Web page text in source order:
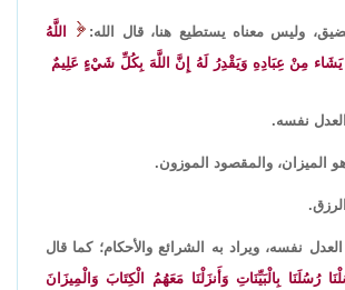
وليس معناه يستطيع هنا، قال الله:
اللَّهُ
مِنْ عِبَادِهِ وَيَقْدِرُ لَهُ إِنَّ اللَّهَ بِكُلِّ شَيْءٍ عَلِيمٌ
نفسه.
الميزان، والمقصود الموزون.
نفسه، ويراد به الشرائع والأحكام؛ كما قال
رُسُلَنَا بِالْبَيِّنَاتِ وَأَنزَلْنَا مَعَهُمُ الْكِتَابَ وَالْمِيزَانَ